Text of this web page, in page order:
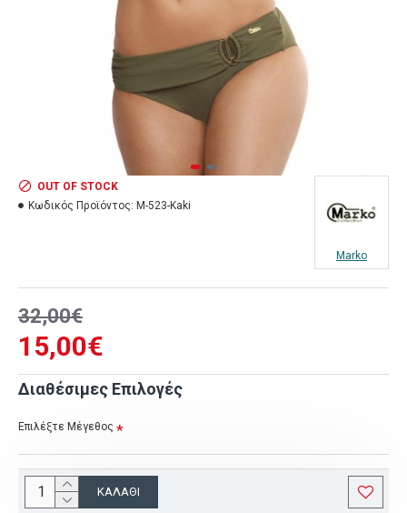
15,00€
32,00€
OUT OF STOCK
Κωδικός Προϊόντος: M-523-Kaki
Marko
Διαθέσιμες Επιλογές
Επιλέξτε Μέγεθος
ΚΑΛΆΘΙ